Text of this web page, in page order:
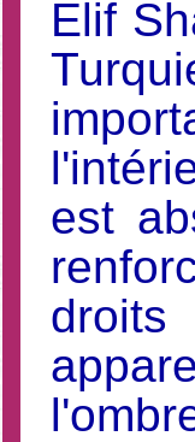
Elif
est